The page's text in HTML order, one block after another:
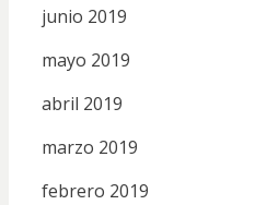
junio 2019
mayo 2019
abril 2019
marzo 2019
febrero 2019